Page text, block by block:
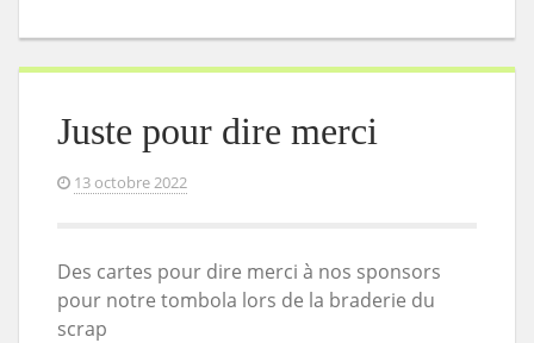
Juste pour dire merci
13 octobre 2022
Des cartes pour dire merci à nos sponsors
pour notre tombola lors de la braderie du
scrap